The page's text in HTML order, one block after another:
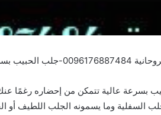
جلب الحبيب بسرعة
بسرعة عالية تتمكن من إحضاره رغمًا
السفلية وما يسمونه الجلب اللطيف أو